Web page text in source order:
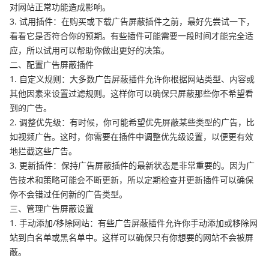
对网站正常功能造成影响。
3. 试用插件：在购买或下载广告屏蔽插件之前，最好先尝试一下，
看看它是否符合你的预期。有些插件可能需要一段时间才能完全适
应，所以试用可以帮助你做出更好的决策。
二、配置广告屏蔽插件
1. 自定义规则：大多数广告屏蔽插件允许你根据网站类型、内容或
其他因素来设置过滤规则。这样你可以确保只屏蔽那些你不希望看
到的广告。
2. 调整优先级：有时候，你可能希望优先屏蔽某些类型的广告，比
如视频广告。这时，你需要在插件中调整优先级设置，以便更有效
地拦截这些广告。
3. 更新插件：保持广告屏蔽插件的最新状态是非常重要的。因为广
告技术和策略可能会不断更新，所以定期检查并更新插件可以确保
你不会错过任何新的广告类型。
三、管理广告屏蔽设置
1. 手动添加/移除网站：有些广告屏蔽插件允许你手动添加或移除网
站到白名单或黑名单中。这样可以确保只有你想要的网站不会被屏
蔽。